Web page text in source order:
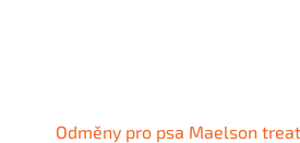
Odměny pro psa Maelson